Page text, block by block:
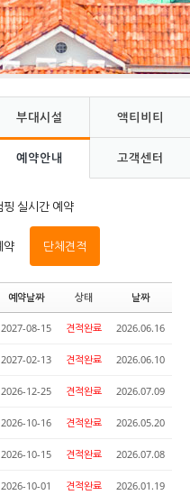
부대시설 액티비티
예약안내 고객센터
핑 실시간 예약
약 단체견적
예약날짜 상태 날짜
2027-08-15 견적완료 2026.06.16
2027-02-13 견적완료 2026.06.10
2026-12-25 견적완료 2026.07.09
2026-10-16 견적완료 2026.05.20
2026-10-15 견적완료 2026.07.08
2026-10-01 견적완료 2026.01.19